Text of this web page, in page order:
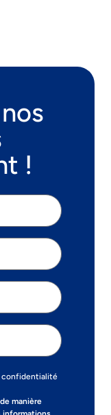
!
confidentialité
manière